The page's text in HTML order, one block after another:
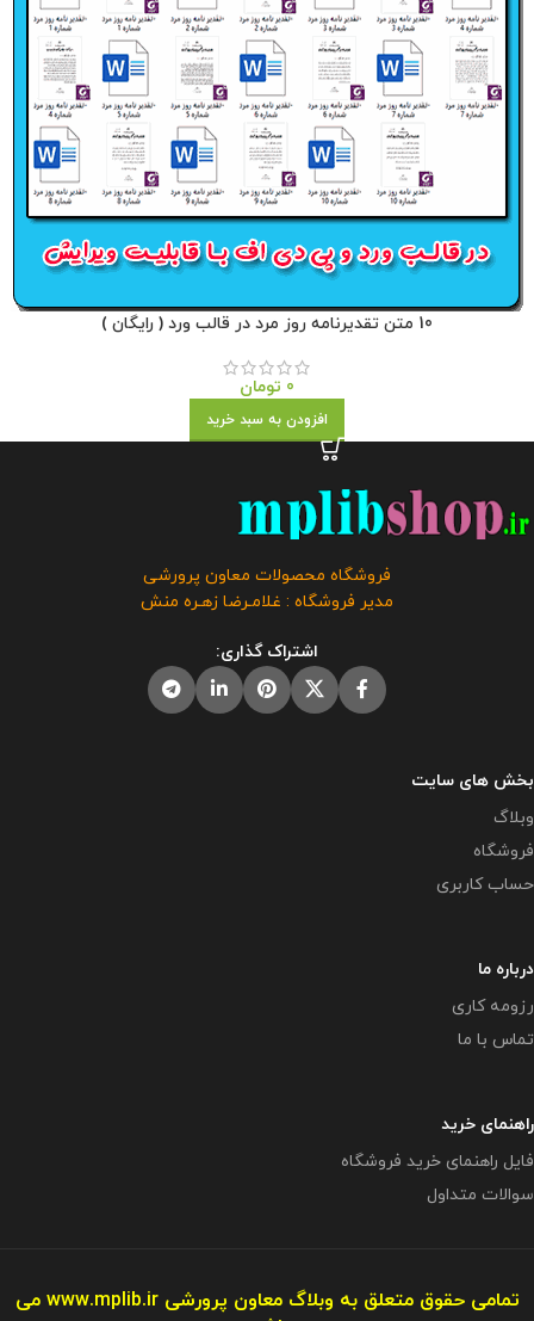
10 متن تقدیرنامه روز مرد در قالب ورد ( رایگان )
0 تومان
افزودن به سبد خرید
فروشگاه محصولات معاون پرورشی
مدیر فروشگاه : غلامـرضا زهـره منش
اشتراک گذاری:
بخش های سایت
وبلاگ
فروشگاه
حساب کاربری
درباره ما
رزومه کاری
تماس با ما
راهنمای خرید
فایل راهنمای خرید فروشگاه
سوالات متداول
تمامی حقوق متعلق به وبلاگ معاون پرورشیwww.mplib.ir می